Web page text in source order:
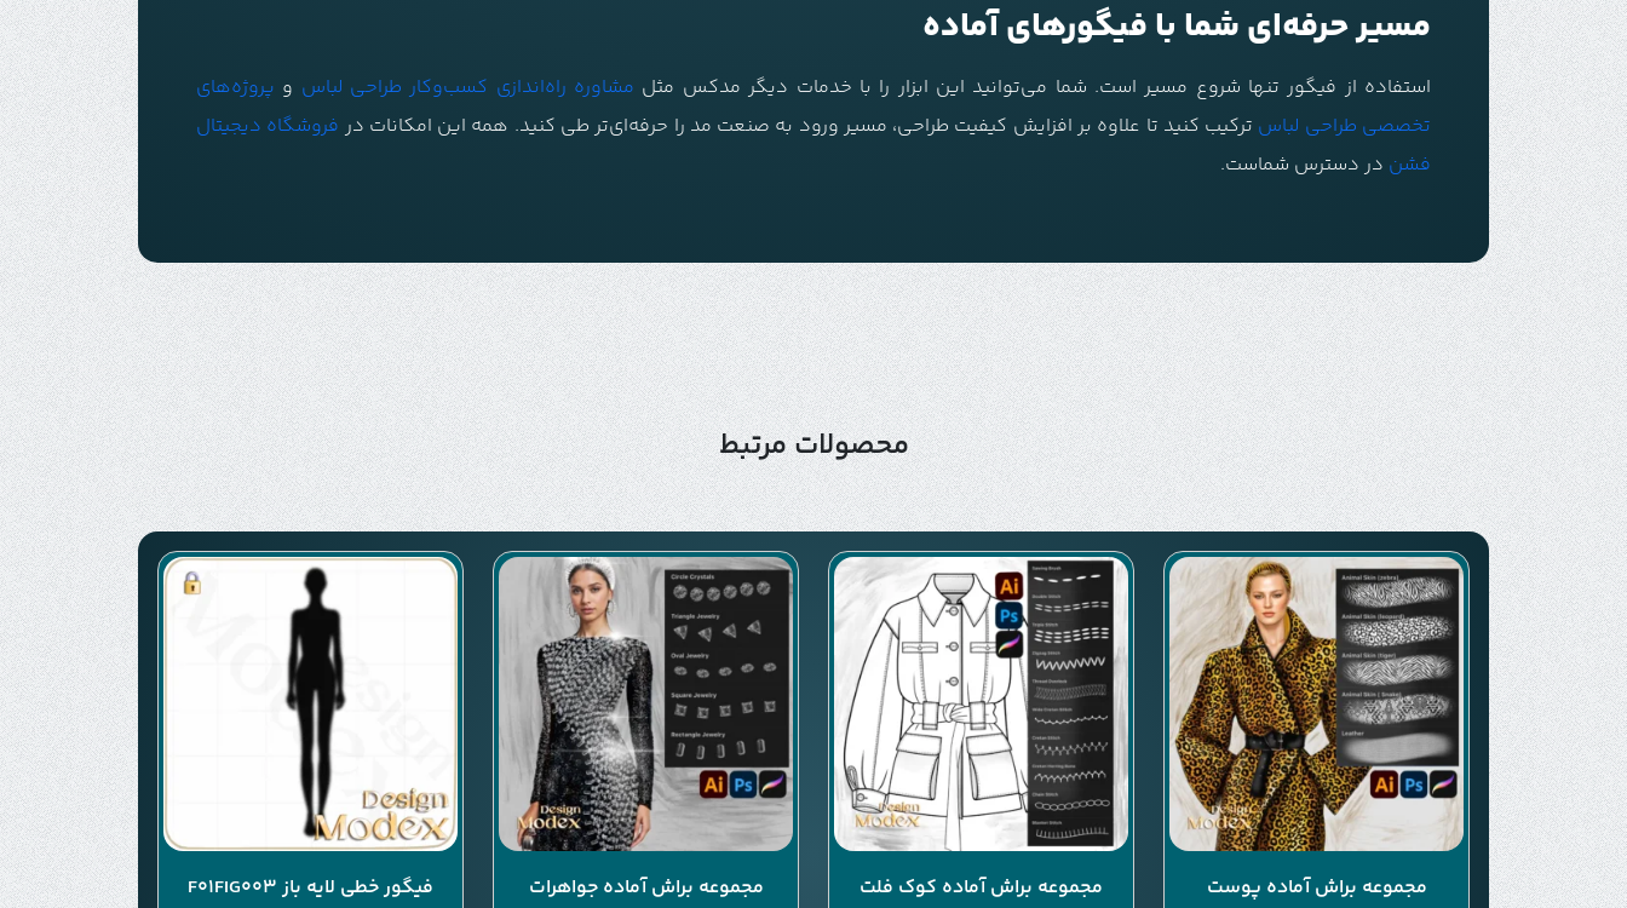
مسیر حرفه‌ای شما با فیگورهای آماده
استفاده از فیگور تنها شروع مسیر است. شما می‌توانید این ابزار را با خدمات دیگر مدکس مثل مشاوره راه‌اندازی کسب‌وکار طراحی لباس و پروژه‌های
تخصصی طراحی لباس ترکیب کنید تا علاوه بر افزایش کیفیت طراحی، مسیر ورود به صنعت مد را حرفه‌ای‌تر طی کنید. همه این امکانات در فروشگاه دیجیتال
فشن در دسترس شماست.
محصولات مرتبط
مجموعه براش آماده پوست مجموعه براش آماده کوک فلت مجموعه براش آماده جواهرات فیگور خطی لایه باز F01FIG003